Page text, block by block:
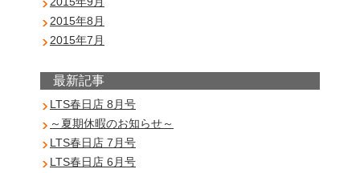
2015年8月
2015年7月
最新記事
LTS春日店 8月号
～夏期休暇のお知らせ～
LTS春日店 7月号
LTS春日店 6月号